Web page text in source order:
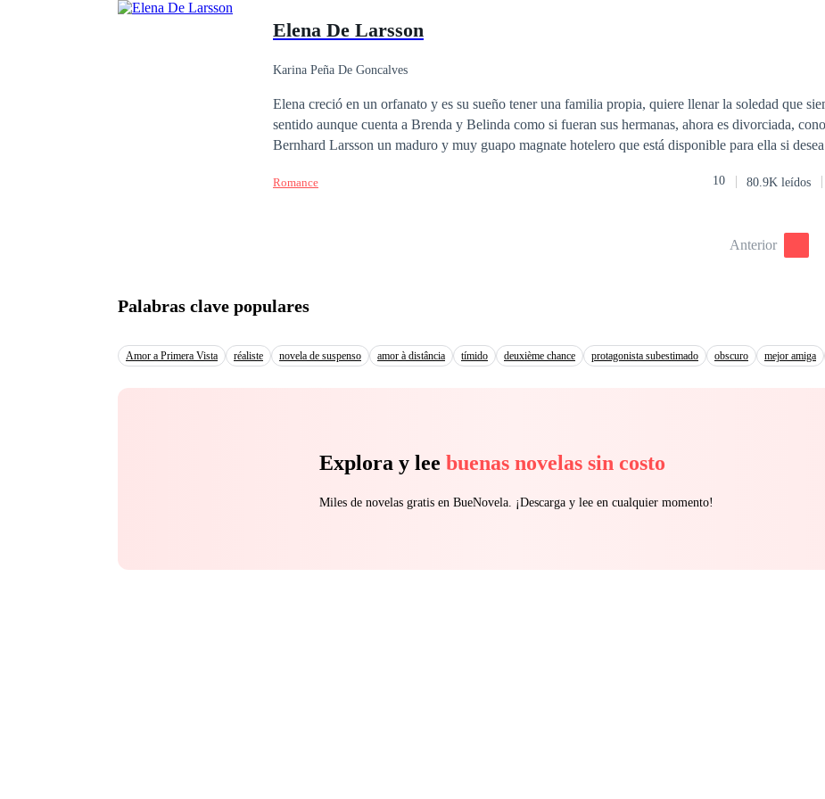
control. Cien pecados. Cien descensos deliciosos hacia el placer.
hicieron.
Elena De Larsson
Karina Peña De Goncalves
Elena creció en un orfanato y es su sueño tener una familia propia, quiere llenar la soledad que
sentido aunque cuenta a Brenda y Belinda como si fueran sus hermanas, ahora es divorciada,
Bernhard Larsson un maduro y muy guapo magnate hotelero que está disponible para ella si
apuesto arquitecto y ella no podrá resistirse a entregarse a la aventura. ¿Qué hará Elena al estar
Romance 10 80.9K leídos
Anterior
Palabras clave populares
Amor a Primera Vista réaliste novela de suspenso amor à distância tímido deuxième chance protagonista subestimado obscuro mejor amiga
Explora y lee buenas novelas sin costo
Miles de novelas gratis en BueNovela. ¡Descarga y lee en cualquier momento!